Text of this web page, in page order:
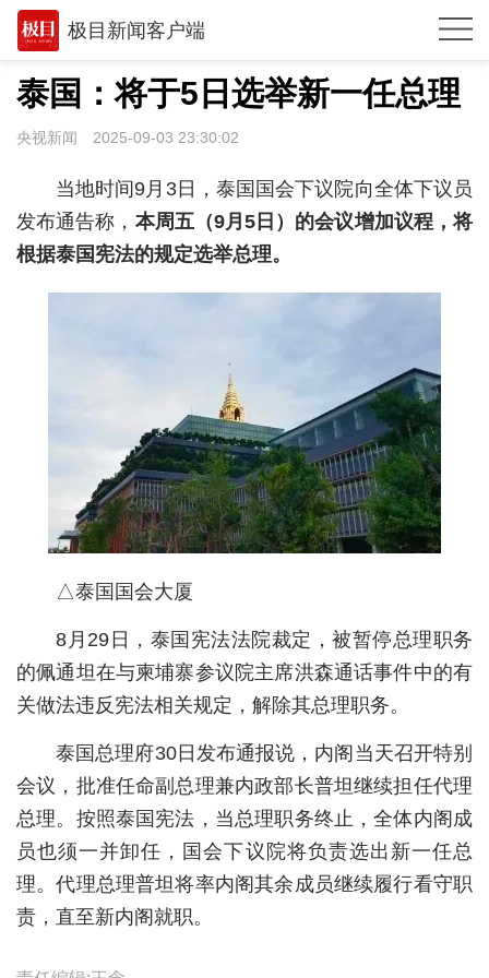
极目新闻客户端
推荐
观点
湖北
武汉
城建
悠游
相亲
汽车
房产
消费
创意
文化
泰国：将于5日选举新一任总理
央视新闻 2025-09-03 23:30:02
当地时间9月3日，泰国国会下议院向全体下议员
发布通告称， 本周五（9月5日）的会议增加议程，将
根据泰国宪法的规定选举总理。
△泰国国会大厦
8月29日，泰国宪法法院裁定，被暂停总理职务
的佩通坦在与柬埔寨参议院主席洪森通话事件中的有
关做法违反宪法相关规定，解除其总理职务。
泰国总理府30日发布通报说，内阁当天召开特别
会议，批准任命副总理兼内政部长普坦继续担任代理
总理。按照泰国宪法，当总理职务终止，全体内阁成
员也须一并卸任，国会下议院将负责选出新一任总
理。代理总理普坦将率内阁其余成员继续履行看守职
责，直至新内阁就职。